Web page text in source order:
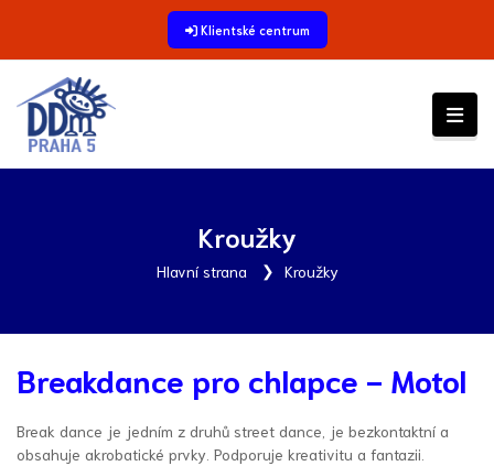
Klientské centrum
Kroužky
Hlavní strana Kroužky
Breakdance pro chlapce - Motol
Break dance je jedním z druhů street dance, je bezkontaktní a
obsahuje akrobatické prvky. Podporuje kreativitu a fantazii.